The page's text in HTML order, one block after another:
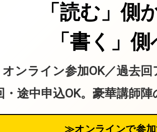
「読む」側
「書く」
オンライン参加OK／過去
・途中申込OK。豪華講師
≫オンラインで参